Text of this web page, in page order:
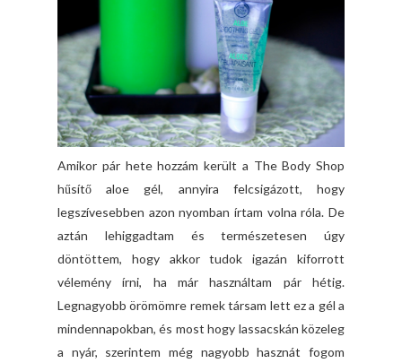
Amikor pár hete hozzám került a The Body Shop
hűsítő aloe gél, annyira felcsigázott, hogy
legszívesebben azon nyomban írtam volna róla. De
aztán lehiggadtam és természetesen úgy
döntöttem, hogy akkor tudok igazán kiforrott
vélemény írni, ha már használtam pár hétig.
Legnagyobb örömömre remek társam lett ez a gél a
mindennapokban, és most hogy lassacskán közeleg
a nyár, szerintem még nagyobb hasznát fogom